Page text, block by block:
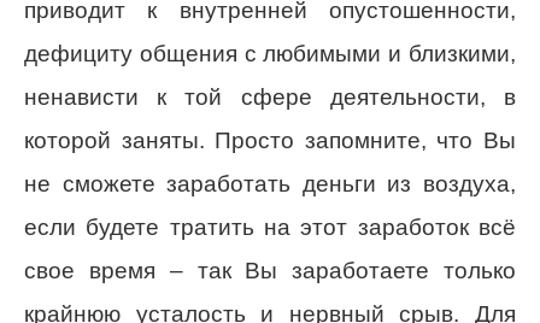
приводит к внутренней опустошенности,
дефициту общения с любимыми и близкими,
ненависти к той сфере деятельности, в
которой заняты. Просто запомните, что Вы
не сможете заработать деньги из воздуха,
если будете тратить на этот заработок всё
свое время – так Вы заработаете только
крайнюю усталость и нервный срыв. Для